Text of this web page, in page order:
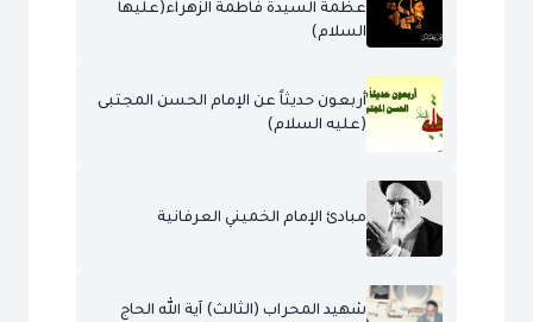
عظمة السيدة فاطمة الزهراء(عليها
السلام)
أربعون حديثاً عن الإمام الحسن المجتبى
(عليه السلام)
مبادئ الإمام الخميني العرفانية
شهيد المحراب (الثالث) آية الله الحاج